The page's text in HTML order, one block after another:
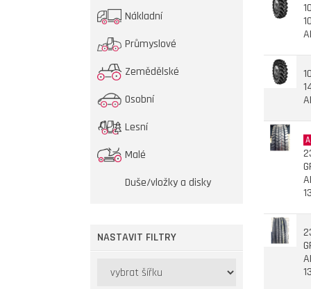
Nákladní
Průmyslové
Zemědělské
Osobní
Lesní
Malé
Duše/vložky a disky
NASTAVIT FILTRY